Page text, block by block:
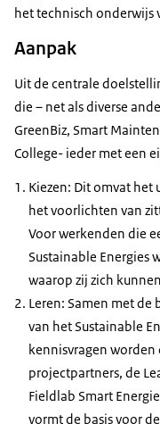
het technisch onderwijs
Aanpak
Uit de centrale
die – net als diverse
GreenBiz, Smart
College- ieder met een
Kiezen: Dit omvat het
het voorlichten van
Voor werkenden die
Sustainable Energies
waarop zij zich
Leren: Samen met
van het Sustainable
kennisvragen
projectpartners, de
Fieldlab Smart
vormt de basis voor